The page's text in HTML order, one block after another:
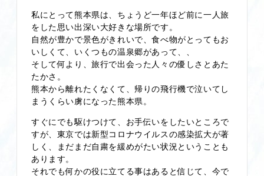
私にとって熊本県は、ちょうど一年ほど前に一人旅
をした思い出深い大好きな場所です。
自然が豊かで景色がきれいで、食べ物がとってもお
いしくて、いくつもの温泉郷があって、、
そして何より、旅行で出会った人々の優しさとあた
たかさ。
熊本から離れたくなくて、帰りの飛行機で泣いてし
まうくらい虜になった熊本県。
すぐにでも駆けつけて、お手伝いをしたいところで
すが、東京では新型コロナウイルスの感染拡大が著
しく、まだまだ自粛を緩めがたい状況ということも
あります。
それでも何かの役に立てる事はあると信じて、今で